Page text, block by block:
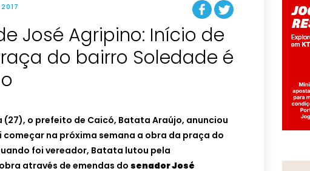
José Agripino: Início de
do bairro Soledade é
o prefeito de Caicó, Batata Araújo, anunciou
começar na próxima semana a obra da praça do
foi vereador, Batata lutou pela
através de emendas do senador José